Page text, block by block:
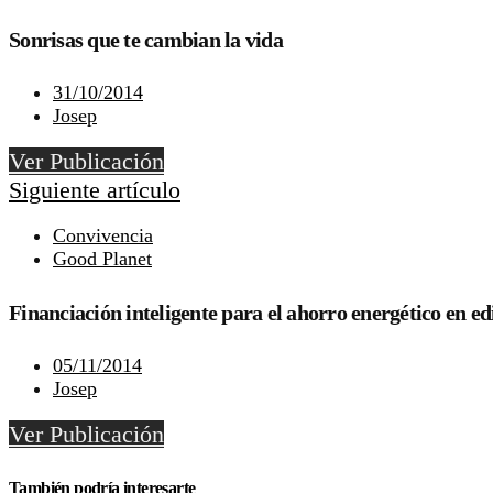
Sonrisas que te cambian la vida
31/10/2014
Josep
Ver Publicación
Siguiente artículo
Convivencia
Good Planet
Financiación inteligente para el ahorro energético en
05/11/2014
Josep
Ver Publicación
También podría interesarte